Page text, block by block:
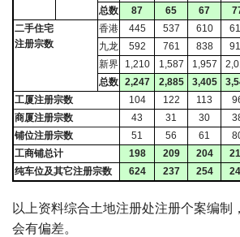
总数
87 65 67
二手住宅
注册宗数
香港 445 537 610
九龙
592 761 838
新界
1,210 1,587 1,957
总数 2,247 2,885 3,405
工厦注册宗数
104 122 113
商厦注册宗数
43 31 30
铺位注册宗数
51 56 61
工商铺总计
198 209 204
纯车位及其它注册宗数
624 237 254
以上资料综合土地注册处注册个案编制
会有偏差。